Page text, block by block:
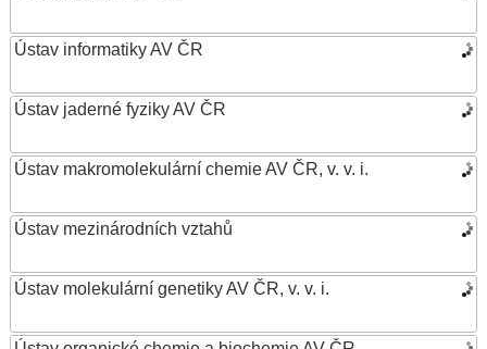
Ústav informatiky AV ČR
Ústav jaderné fyziky AV ČR
Ústav makromolekulární chemie AV ČR, v. v. i.
Ústav mezinárodních vztahů
Ústav molekulární genetiky AV ČR, v. v. i.